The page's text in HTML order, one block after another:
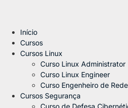
Início
Cursos
Cursos Linux
Curso Linux Administrator
Curso Linux Engineer
Curso Engenheiro de
Cursos Segurança